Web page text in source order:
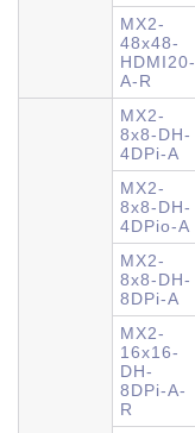
MX2-
48x48-
HDMI20-
A-R
MX2-
8x8-DH-
4DPi-A
MX2-
8x8-DH-
4DPio-A
MX2-
8x8-DH-
8DPi-A
MX2-
16x16-
DH-
8DPi-A-
R